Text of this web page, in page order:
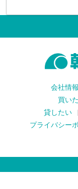
会社情報
買い
貸したい
プライバシー